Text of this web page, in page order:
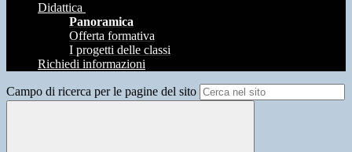
Didattica
Panoramica
Offerta formativa
I progetti delle classi
Richiedi informazioni
Campo di ricerca per le pagine del sito